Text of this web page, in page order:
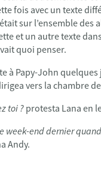
fois avec un texte
sur l’ensemble des
et un autre texte
quoi penser.
à Papy-John
vers la chambre
toi ?protesta Lana en
week-end dernier
Andy.